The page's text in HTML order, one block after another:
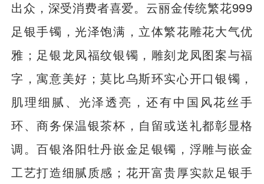
出众，深受消费者喜爱。云丽金传统繁花999
足银手镯，光泽饱满，立体繁花雕花大气优
雅；足银龙凤福纹银镯，雕刻龙凤图案与福
字，寓意美好；莫比乌斯环实心开口银镯，
肌理细腻、光泽透亮，还有中国风花丝手
环、商务保温银茶杯，自留或送礼都彰显格
调。百银洛阳牡丹嵌金足银镯，浮雕与嵌金
工艺打造细腻质感；花开富贵厚实款足银手